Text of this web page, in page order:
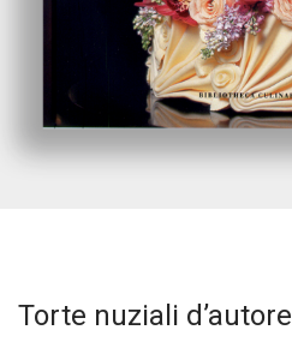
Torte nuziali d’autore